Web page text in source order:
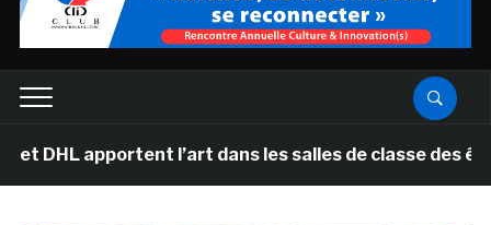
apportent l’art dans les salles de classe des écoles